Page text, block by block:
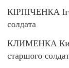
КІРПІЧЕНКА
солдата
КЛИМЕНКА
старшого